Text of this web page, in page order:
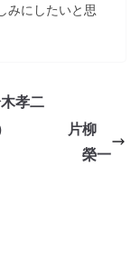
みにしたいと思
孝二
5月） 片柳
榮一